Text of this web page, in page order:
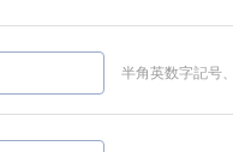
半角英数字記号